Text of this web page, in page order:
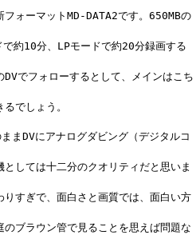
ォーマットMD-DATA2です。650MBの
約10分、LPモードで約20分録画する
でフォローするとして、メインはこち
でしょう。
まDVにアナログダビング（デジタルコ
しては十二分のクオリティだと思いま
りすぎで、面白さと画質では、面白い方
ブラウン管で見ることを思えば問題な